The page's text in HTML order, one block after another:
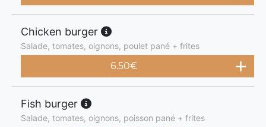
Chicken burger
Salade, tomates, oignons, poulet pané + frites
6.50€
Fish burger
Salade, tomates, oignons, poisson pané + frites